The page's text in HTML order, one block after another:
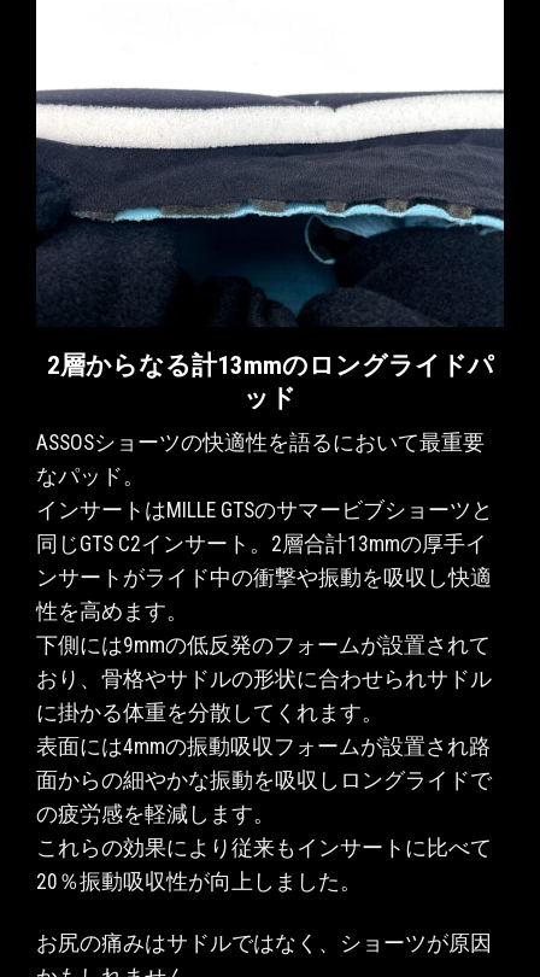
2層からなる計13mmのロングライドパ
ッド
ASSOSショーツの快適性を語るにおいて最重要
なパッド。
インサートはMILLE GTSのサマービブショーツと
同じGTS C2インサート。2層合計13mmの厚手イ
ンサートがライド中の衝撃や振動を吸収し快適
性を高めます。
下側には9mmの低反発のフォームが設置されて
おり、骨格やサドルの形状に合わせられサドル
に掛かる体重を分散してくれます。
表面には4mmの振動吸収フォームが設置され路
面からの細やかな振動を吸収しロングライドで
の疲労感を軽減します。
これらの効果により従来もインサートに比べて
20％振動吸収性が向上しました。
お尻の痛みはサドルではなく、ショーツが原因